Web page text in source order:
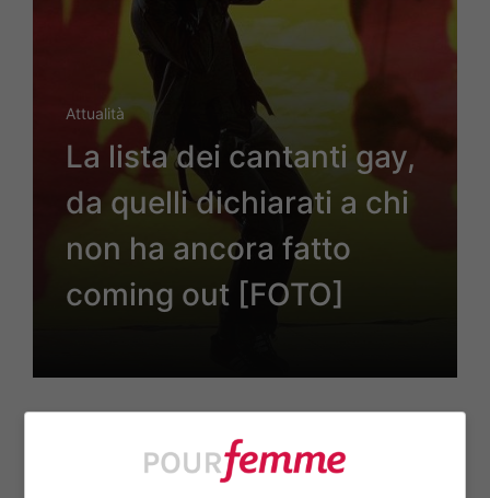
Attualità
La lista dei cantanti gay,
da quelli dichiarati a chi
non ha ancora fatto
coming out [FOTO]